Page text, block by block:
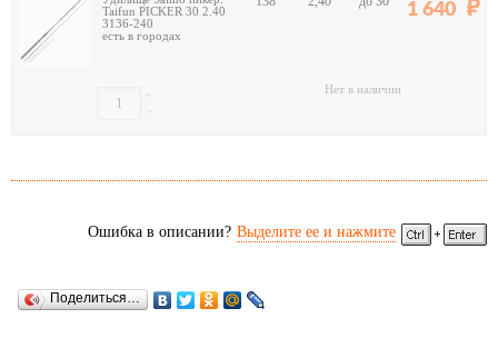
Taifun PICKER 30 2.40
3136-240
есть в городах
1 640
-
+ Нет в наличии
Ошибка в описании? Выделите ее и нажмите
Поделиться…